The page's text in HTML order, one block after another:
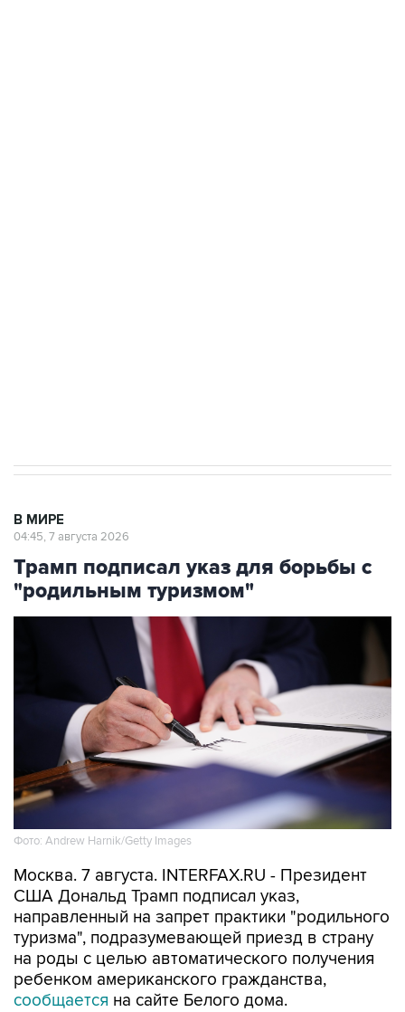
В МИРЕ
04:45, 7 августа 2026
Трамп подписал указ для борьбы с
"родильным туризмом"
Фото: Andrew Harnik/Getty Images
Москва. 7 августа. INTERFAX.RU - Президент
США Дональд Трамп подписал указ,
направленный на запрет практики "родильного
туризма", подразумевающей приезд в страну
на роды с целью автоматического получения
ребенком американского гражданства,
сообщается на сайте Белого дома.